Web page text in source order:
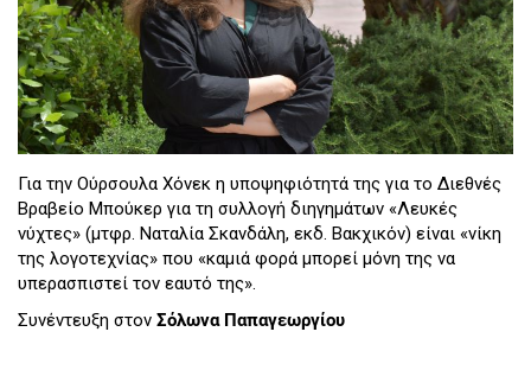
Για την Ούρσουλα Χόνεκ η υποψηφιότητά της για το Διεθνές
Βραβείο Μπούκερ για τη συλλογή διηγημάτων «Λευκές
νύχτες» (μτφρ. Ναταλία Σκανδάλη, εκδ. Βακχικόν) είναι «νίκη
της λογοτεχνίας» που «καμιά φορά μπορεί μόνη της να
υπερασπιστεί τον εαυτό της».
Συνέντευξη στον Σόλωνα Παπαγεωργίου